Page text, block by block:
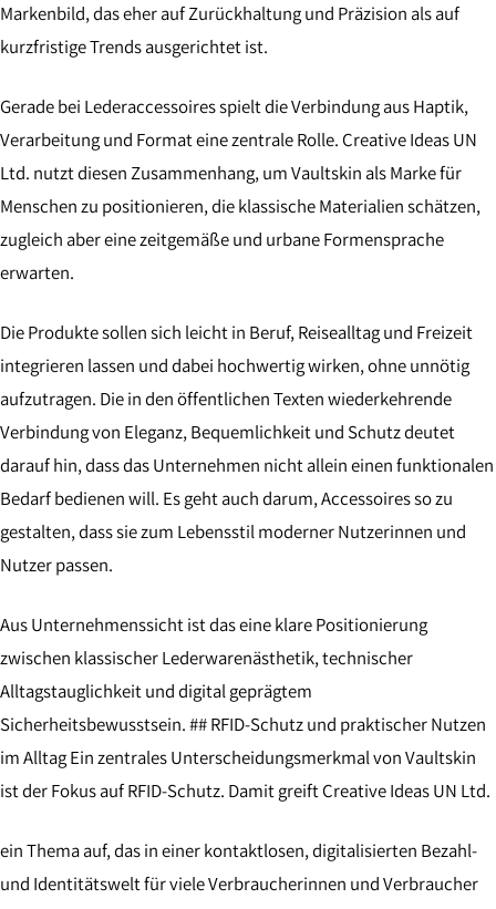
Markenbild, das eher auf Zurückhaltung und Präzision als auf
kurzfristige Trends ausgerichtet ist.
Gerade bei Lederaccessoires spielt die Verbindung aus Haptik,
Verarbeitung und Format eine zentrale Rolle. Creative Ideas UN
Ltd. nutzt diesen Zusammenhang, um Vaultskin als Marke für
Menschen zu positionieren, die klassische Materialien schätzen,
zugleich aber eine zeitgemäße und urbane Formensprache
erwarten.
Die Produkte sollen sich leicht in Beruf, Reisealltag und Freizeit
integrieren lassen und dabei hochwertig wirken, ohne unnötig
aufzutragen. Die in den öffentlichen Texten wiederkehrende
Verbindung von Eleganz, Bequemlichkeit und Schutz deutet
darauf hin, dass das Unternehmen nicht allein einen funktionalen
Bedarf bedienen will. Es geht auch darum, Accessoires so zu
gestalten, dass sie zum Lebensstil moderner Nutzerinnen und
Nutzer passen.
Aus Unternehmenssicht ist das eine klare Positionierung
zwischen klassischer Lederwarenästhetik, technischer
Alltagstauglichkeit und digital geprägtem
Sicherheitsbewusstsein. ## RFID-Schutz und praktischer Nutzen
im Alltag Ein zentrales Unterscheidungsmerkmal von Vaultskin
ist der Fokus auf RFID-Schutz. Damit greift Creative Ideas UN Ltd.
ein Thema auf, das in einer kontaktlosen, digitalisierten Bezahl-
und Identitätswelt für viele Verbraucherinnen und Verbraucher